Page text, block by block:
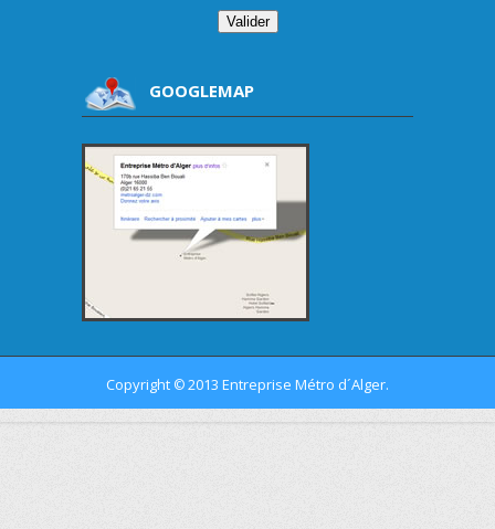
GOOGLEMAP
Copyright ©2013 Entreprise Métro d´Alger.